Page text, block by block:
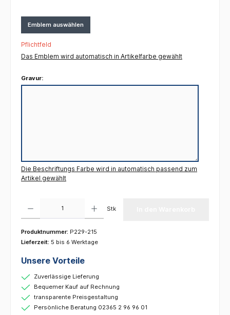
Emblem auswählen
Pflichtfeld
Das Emblem wird automatisch in Artikelfarbe gewählt
Gravur:
Die Beschriftungs Farbe wird in automatisch passend zum
Artikel gewählt
Stk
Produktnummer: P229-215
Lieferzeit: 5 bis 6 Werktage
Unsere Vorteile
Zuverlässige Lieferung
Bequemer Kauf auf Rechnung
transparente Preisgestaltung
Persönliche Beratung 02365 2 96 96 01